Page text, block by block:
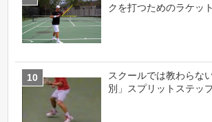
クを打つためのラケッ
スクールでは教わらな
別」スプリットステッ